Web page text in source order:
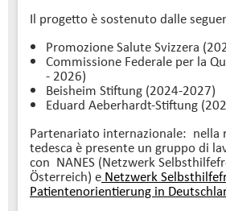
Il progetto è sostenuto dalle
Promozione Salute Svizzera
Commissione Federale per la
- 2026)
Beisheim Stiftung (2024-2027)
Eduard Aeberhardt-Stiftung
Partenariato internazionale: nella
tedesca è presente un gruppo di
con NANES (Netzwerk
Österreich) e Netzwerk
Patientenorientierung in